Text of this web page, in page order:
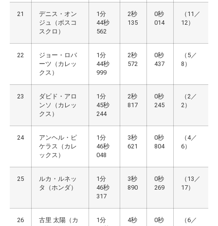
21
デニス・オン
ジュ（ボスコ
スクロ）
1分
44秒
562
2秒
135
0秒
014
（11／
12）
22
ジョー・ロバ
ーツ（カレッ
クス）
1分
44秒
999
2秒
572
0秒
437
（5／
8）
23
ダビド・アロ
ンソ（カレッ
クス）
1分
45秒
244
2秒
817
0秒
245
（2／
2）
24
アンヘル・ピ
ケラス（カレ
ックス）
1分
46秒
048
3秒
621
0秒
804
（4／
6）
25
ルカ・ルネッ
タ（ホンダ）
1分
46秒
317
3秒
890
0秒
269
（13／
17）
26
古里 太陽（カ
1分
4秒
0秒
（6／